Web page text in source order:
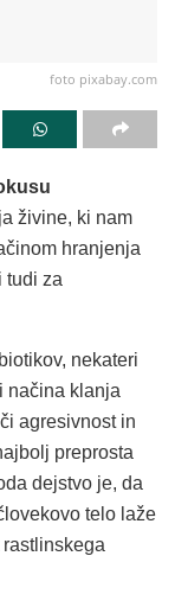
foto pixabay.com
živine, ki nam
hranjenja
tudi za
nekateri
načina klanja
agresivnost in
preprosta
dejstvo je, da
telo laže